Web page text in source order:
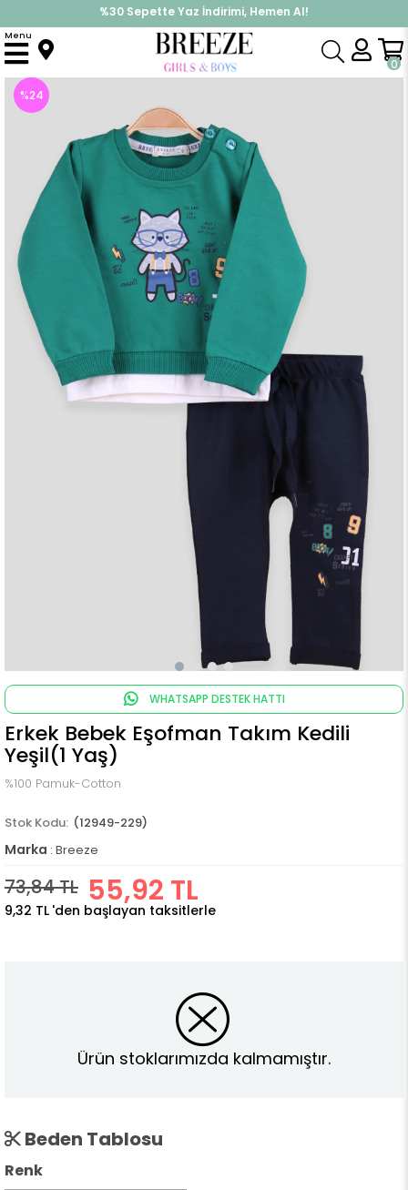
%30 Sepette Yaz İndirimi, Hemen Al!
İndirimlere ek %10 İndirimi Kap, Hemen Üye Ol!
0
Menu
Anasayfa Takımlar Eşofman Takım Erkek Bebek Eşofman Takım Kedili Yeşil(1 Yaş)
%24
WHATSAPP DESTEK HATTI
Erkek Bebek Eşofman Takım Kedili
Yeşil(1 Yaş)
%100 Pamuk-Cotton
(12949-229)
Marka : Breeze
73,84 TL 55,92 TL
9,32 TL 'den başlayan taksitlerle
Ürün stoklarımızda kalmamıştır.
Beden Tablosu
Renk